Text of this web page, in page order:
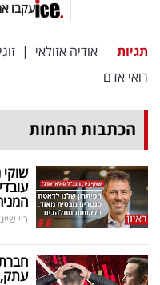
עקבו
עקבו
תגיות אודיה אזולאי |
רואי אדם
הכתבות החמות
רוי
עתק,